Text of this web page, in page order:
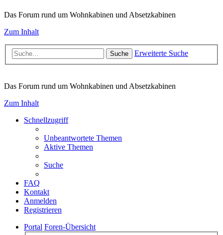
Das Forum rund um Wohnkabinen und Absetzkabinen
Zum Inhalt
Suche Erweiterte Suche
Das Forum rund um Wohnkabinen und Absetzkabinen
Zum Inhalt
Schnellzugriff
Unbeantwortete Themen
Aktive Themen
Suche
FAQ
Kontakt
Anmelden
Registrieren
Portal Foren-Übersicht